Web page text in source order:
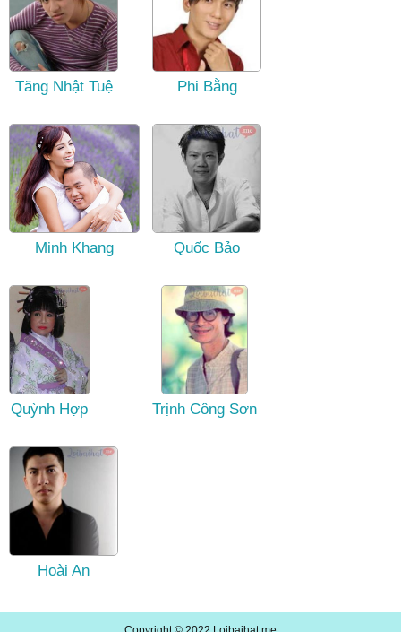
Tăng Nhật Tuệ Phi Bằng
Minh Khang Quốc Bảo
Quỳnh Hợp Trịnh Công Sơn
Hoài An